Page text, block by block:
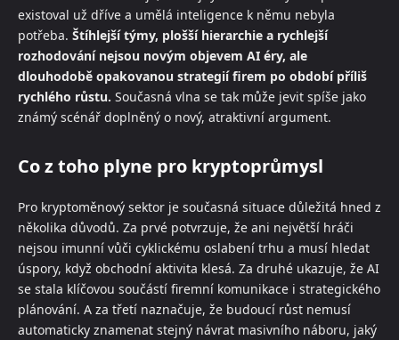
existoval už dříve a umělá inteligence k němu nebyla
potřeba. Štíhlejší týmy, plošší hierarchie a rychlejší
rozhodování nejsou novým objevem AI éry, ale
dlouhodobě opakovanou strategií firem po období příliš
rychlého růstu. Současná vlna se tak může jevit spíše jako
známý scénář doplněný o nový, atraktivní argument.
Co z toho plyne pro kryptoprůmysl
Pro kryptoměnový sektor je současná situace důležitá hned z
několika důvodů. Za prvé potvrzuje, že ani největší hráči
nejsou imunní vůči cyklickému oslabení trhu a musí hledat
úspory, když obchodní aktivita klesá. Za druhé ukazuje, že AI
se stala klíčovou součástí firemní komunikace i strategického
plánování. A za třetí naznačuje, že budoucí růst nemusí
automaticky znamenat stejný návrat masivního náboru, jaký